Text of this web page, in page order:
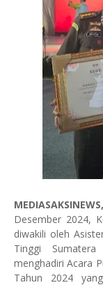
Desember 2024,
diwakili oleh
Tinggi
menghadiri Acara
Tahun 2024